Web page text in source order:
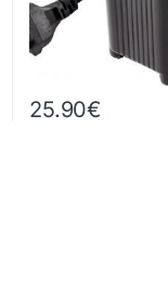
25.90€